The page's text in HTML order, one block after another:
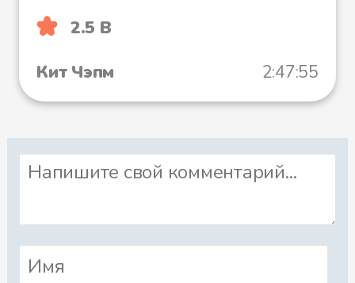
Битва
2.5 B
Кит Чэпм
2:47:55